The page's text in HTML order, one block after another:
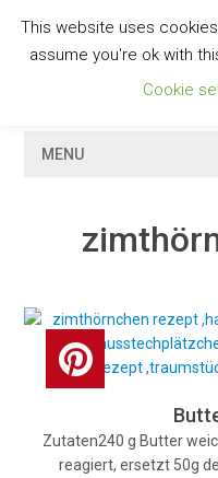
content
MENU
Zutaten240 g Butter
reagiert, ersetzt 50g
This website uses
assume you're ok with
Cookie